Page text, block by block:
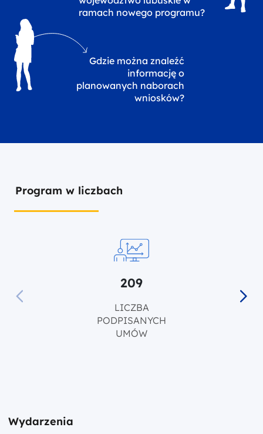
ramach nowego programu?
Gdzie można znaleźć
informację o
planowanych naborach
wniosków?
Program w liczbach
209
209
LICZBA
PODPISANYCH
UMÓW
Wydarzenia